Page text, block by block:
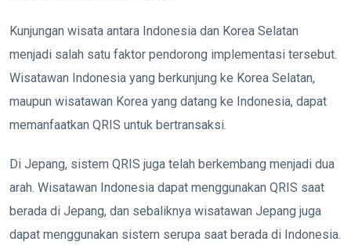
Kunjungan wisata antara Indonesia dan Korea Selatan
menjadi salah satu faktor pendorong implementasi tersebut.
Wisatawan Indonesia yang berkunjung ke Korea Selatan,
maupun wisatawan Korea yang datang ke Indonesia, dapat
memanfaatkan QRIS untuk bertransaksi.
Di Jepang, sistem QRIS juga telah berkembang menjadi dua
arah. Wisatawan Indonesia dapat menggunakan QRIS saat
berada di Jepang, dan sebaliknya wisatawan Jepang juga
dapat menggunakan sistem serupa saat berada di Indonesia.